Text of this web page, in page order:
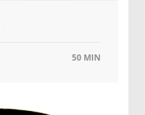
50 MIN